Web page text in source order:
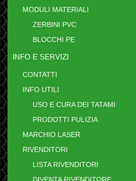
MODULI MATERIALI
ZERBINI PVC
BLOCCHI PE
INFO E SERVIZI
CONTATTI
INFO UTILI
USO E CURA DEI TATAMI
PRODOTTI PULIZIA
MARCHIO LASER
RIVENDITORI
LISTA RIVENDITORI